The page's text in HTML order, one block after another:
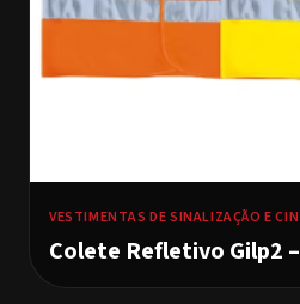
VESTIMENTAS DE SINALIZAÇÃO E
Colete Refletivo Gilp2